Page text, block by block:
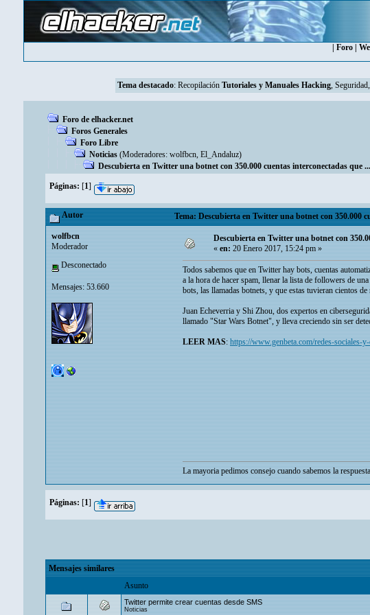
Foro|
Tema destacado: Recopilación Tutoriales y Manuales Hacking,
Foro de elhacker.net
Foros Generales
Foro Libre
Noticias (Moderadores: wolfbcn, El_Andaluz)
Descubierta en Twitter una botnet con 350.000 cuentas interconectadas que ...
Páginas: [1]
Autor Tema: Descubierta en Twitter una botnet con 350.000
wolfbcn
Moderador
Desconectado
Mensajes: 53.660
Descubierta en Twitter una botnet con
«en:20 Enero 2017, 15:24 pm »
Todos sabemos que en Twitter hay bots, cuentas
a la hora de hacer spam, llenar la lista de followers de
bots, las llamadas botnets, y que estas tuvieran cientos
Juan Echeverria y Shi Zhou, dos expertos en
llamado "Star Wars Botnet", y lleva creciendo sin ser
LEER MAS:https://www.genbeta.com/redes-sociales-
La mayoria pedimos consejo cuando sabemos la
Páginas: [1]
Mensajes similares
Asunto
Twitter permite crear cuentas desde SMS
Noticias